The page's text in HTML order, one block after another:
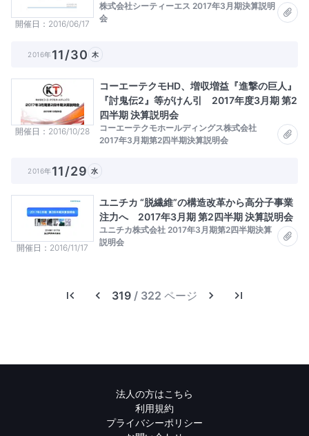
開催日 2016/06/17
株式会社シーティーエス 2017年3月期決算説明
会
2016年11/30 木
開催日 2016/10/28
コーエーテクモHD、増収増益『進撃の巨人』
『討鬼伝2』等がけん引 2017年度3月期 第2
四半期 決算説明会
コーエーテクモホールディングス株式会社
2017年3月期第2四半期決算説明会
2016年11/29 水
開催日 2016/11/17
ユニチカ “脱繊維”の構造改革から高分子事業
注力へ 2017年3月期 第2四半期 決算説明会
ユニチカ株式会社 2017年3月期第2四半期決算
説明会
319 / 322 ページ
法人の方はこちら
利用規約
プライバシーポリシー